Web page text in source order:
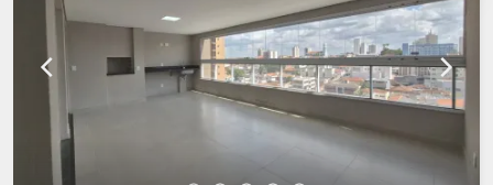
da cidade, o que facilita o acesso a serviços,
comércio e infraestrutura local. Tudo isso faz
deste apartamento uma combinação perfeita de
conforto e elegância, ideal para quem deseja
viver o melhor que Franca tem a oferecer.